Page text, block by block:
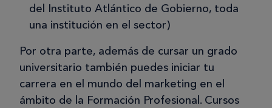
del Instituto Atlántico de Gobierno, toda
una institución en el sector)
Por otra parte, además de cursar un grado
universitario también puedes iniciar tu
carrera en el mundo del marketing en el
ámbito de la Formación Profesional. Cursos